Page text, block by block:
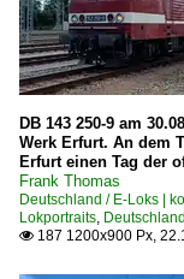
Homburg
Kassel Hbf
Koblenz
Köln
Köln
DB 143 250-9 am
Werk Erfurt. An dem
Erfurt einen Tag der
Frank Thomas
Deutschland / E-Loks
Lokportraits,
 187 1200x900 Px,